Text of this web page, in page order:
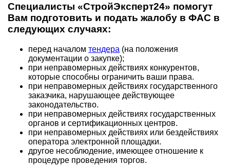
Специалисты «СтройЭксперт24» помогут
Вам подготовить и подать жалобу в ФАС в
следующих случаях:
перед началом тендера (на положения
документации о закупке);
при неправомерных действиях конкурентов,
которые способны ограничить ваши права.
при неправомерных действиях государственного
заказчика, нарушающее действующее
законодательство.
при неправомерных действиях государственных
органов и сертификационных центров.
при неправомерных действиях или бездействиях
оператора электронной площадки.
другое несоблюдение, имеющее отношение к
процедуре проведения торгов.